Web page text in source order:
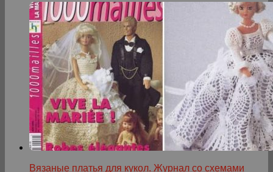
Вязаные платья для кукол. Журнал со схемами